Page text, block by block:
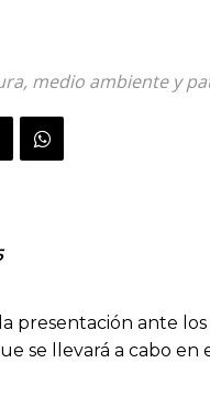
medio ambiente y
presentación ante
se llevará a cabo